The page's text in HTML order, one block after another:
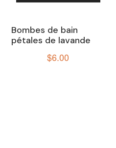
Bombes de bain
pétales de lavande
$6.00